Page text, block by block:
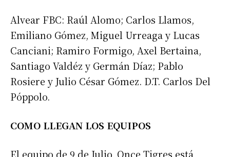
Alvear FBC: Raúl Alomo; Carlos Llamos,
Emiliano Gómez, Miguel Urreaga y Lucas
Canciani; Ramiro Formigo, Axel Bertaina,
Santiago Valdéz y Germán Díaz; Pablo
Rosiere y Julio César Gómez. D.T. Carlos Del
Póppolo.
COMO LLEGAN LOS EQUIPOS
El equipo de 9 de Julio, Once Tigres está